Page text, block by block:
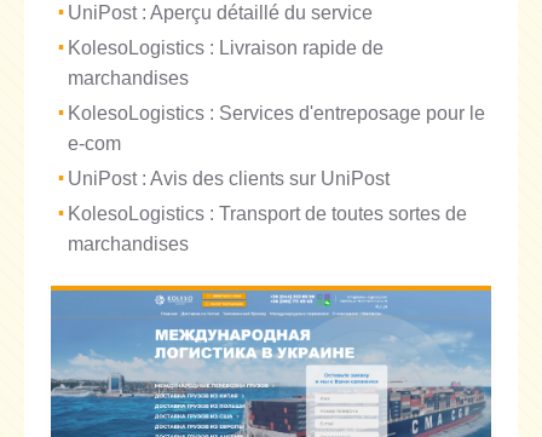
UniPost : Aperçu détaillé du service
KolesoLogistics : Livraison rapide de
marchandises
KolesoLogistics : Services d'entreposage pour le
e-com
UniPost : Avis des clients sur UniPost
KolesoLogistics : Transport de toutes sortes de
marchandises